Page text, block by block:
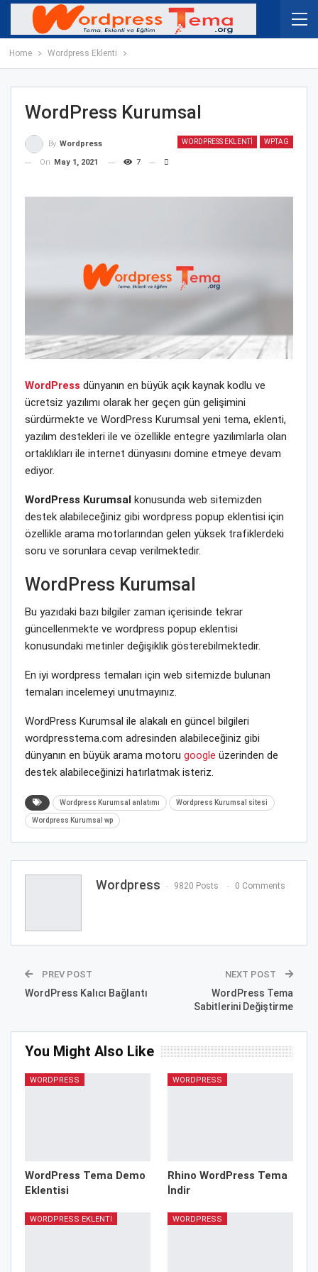
Home Wordpress Eklenti
WordPress Kurumsal
WORDPRESS EKLENTI WPTAG
By Wordpress
On
May 1, 2021 7
WordPress dünyanın en büyük açık kaynak kodlu ve
ücretsiz yazılımı olarak her geçen gün gelişimini
sürdürmekte ve WordPress Kurumsal yeni tema, eklenti,
yazılım destekleri ile ve özellikle entegre yazılımlarla olan
ortaklıkları ile internet dünyasını domine etmeye devam
ediyor.
WordPress Kurumsal konusunda web sitemizden
destek alabileceğiniz gibi wordpress popup eklentisi için
özellikle arama motorlarından gelen yüksek trafiklerdeki
soru ve sorunlara cevap verilmektedir.
WordPress Kurumsal
Bu yazıdaki bazı bilgiler zaman içerisinde tekrar
güncellenmekte ve wordpress popup eklentisi
konusundaki metinler değişiklik gösterebilmektedir.
En iyi wordpress temaları için web sitemizde bulunan
temaları incelemeyi unutmayınız.
WordPress Kurumsal ile alakalı en güncel bilgileri
wordpresstema.com adresinden alabileceğiniz gibi
dünyanın en büyük arama motoru google üzerinden de
destek alabileceğinizi hatırlatmak isteriz.
Wordpress Kurumsal anlatımı Wordpress Kurumsal sitesi
Wordpress Kurumsal wp
Wordpress 9820 Posts 0 Comments
PREV POST
WordPress Kalıcı Bağlantı
NEXT POST
WordPress Tema
Sabitlerini Değiştirme
You Might Also Like
WORDPRESS
WordPress Tema Demo
Eklentisi
WORDPRESS
Rhino WordPress Tema
İndir
WORDPRESS EKLENTI WORDPRESS